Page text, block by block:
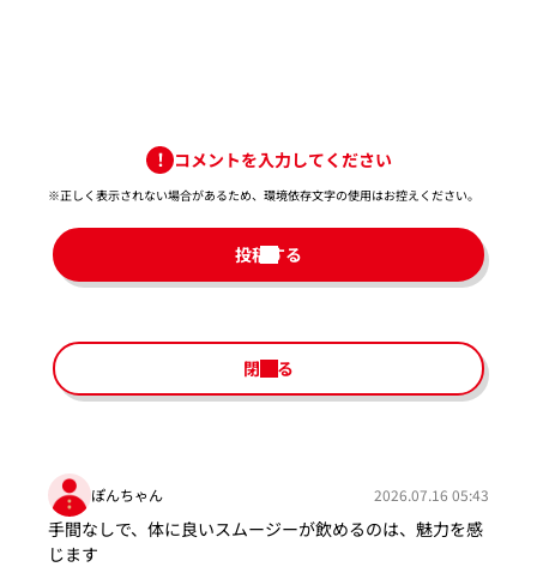
コメントを入力してください
※正しく表示されない場合があるため、環境依存文字の使用はお控えください。​
投稿する
閉じる
ぽんちゃん 2026.07.16 05:43
手間なしで、体に良いスムージーが飲めるのは、魅力を感
じます